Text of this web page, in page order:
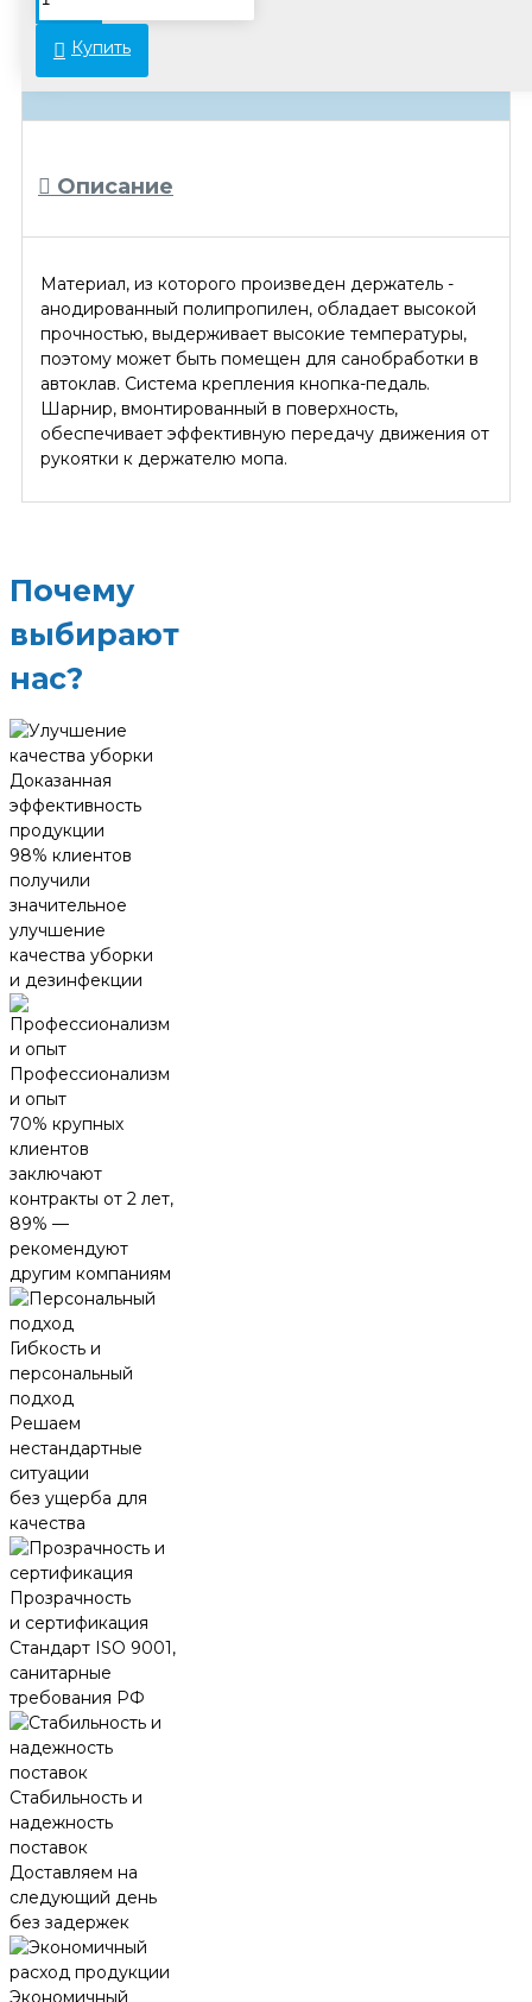
Купить
некоторых позиций может отличаться от
указанной на сайте. Просьба уточнять
актуальные цены у менеджеров.
Описание
Материал, из которого произведен держатель -
анодированный полипропилен, обладает высокой
прочностью, выдерживает высокие температуры,
поэтому может быть помещен для санобработки в
автоклав. Система крепления кнопка-педаль.
Шарнир, вмонтированный в поверхность,
обеспечивает эффективную передачу движения от
рукоятки к держателю мопа.
Почему
выбирают
нас?
Доказанная
эффективность
продукции
98% клиентов
получили
значительное
улучшение
качества уборки
и дезинфекции
Профессионализм
и опыт
70% крупных
клиентов
заключают
контракты от 2 лет,
89% —
рекомендуют
другим компаниям
Гибкость и
персональный
подход
Решаем
нестандартные
ситуации
без ущерба для
качества
Прозрачность
и сертификация
Стандарт ISO 9001,
санитарные
требования РФ
Стабильность и
надежность
поставок
Доставляем на
следующий день
без задержек
Экономичный